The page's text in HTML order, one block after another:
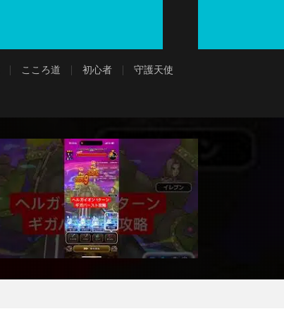
こころ道 初心者 守護天使